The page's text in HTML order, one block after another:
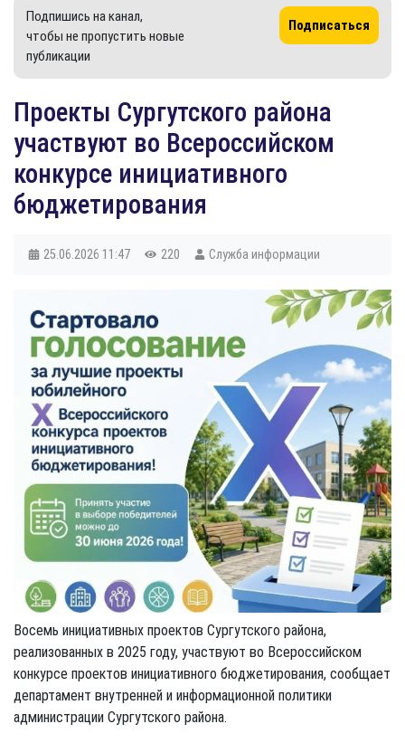
Подпишись на канал,
чтобы не пропустить новые
публикации
Подписаться
Проекты Сургутского района
участвуют во Всероссийском
конкурсе инициативного
бюджетирования
25.06.2026 11:47 220 Служба информации
Восемь инициативных проектов Сургутского района,
реализованных в 2025 году, участвуют во Всероссийском
конкурсе проектов инициативного бюджетирования, сообщает
департамент внутренней и информационной политики
администрации Сургутского района.